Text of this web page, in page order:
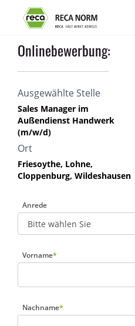
Onlinebewerbung:
Ausgewählte Stelle
Sales Manager im
Außendienst Handwerk
(m/w/d)
Ort
Friesoythe, Lohne,
Cloppenburg, Wildeshausen
Anrede
Vorname*
Nachname*